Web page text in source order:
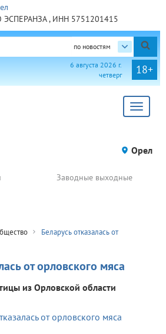
ЭСПЕРАНЗА , ИНН 5751201415
по новостям
18+
6 августа 2026 г.
четверг
Toggle
Орел
Заводные выходные
Беларусь отказалась от
от орловского мяса
из Орловской области